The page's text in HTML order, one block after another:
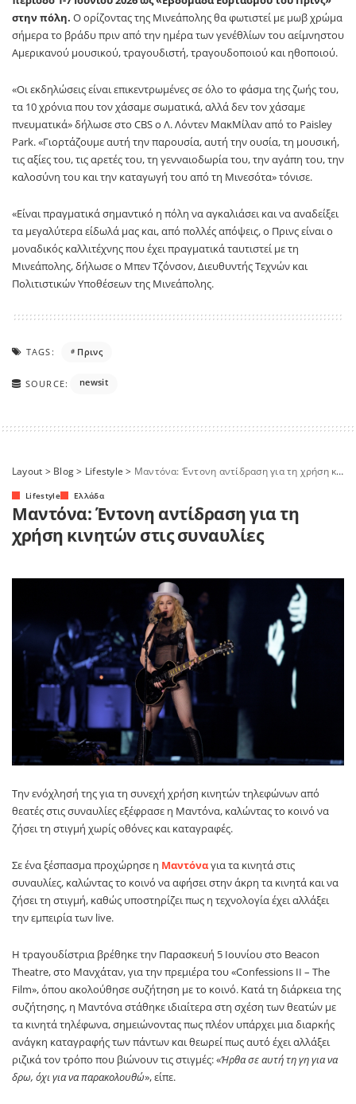
στην πόλη. Ο ορίζοντας της Μινεάπολης θα φωτιστεί με μωβ χρώμα
σήμερα το βράδυ πριν από την ημέρα των γενέθλίων του αείμνηστου
Αμερικανού μουσικού, τραγουδιστή, τραγουδοποιού και ηθοποιού.
«Οι εκδηλώσεις είναι επικεντρωμένες σε όλο το φάσμα της ζωής του,
τα 10 χρόνια που τον χάσαμε σωματικά, αλλά δεν τον χάσαμε
πνευματικά» δήλωσε στο CBS ο Λ. Λόντεν ΜακΜίλαν από το Paisley
Park. «Γιορτάζουμε αυτή την παρουσία, αυτή την ουσία, τη μουσική,
τις αξίες του, τις αρετές του, τη γενναιοδωρία του, την αγάπη του, την
καλοσύνη του και την καταγωγή του από τη Μινεσότα» τόνισε.
«Είναι πραγματικά σημαντικό η πόλη να αγκαλιάσει και να αναδείξει
τα μεγαλύτερα είδωλά μας και, από πολλές απόψεις, ο Πρινς είναι ο
μοναδικός καλλιτέχνης που έχει πραγματικά ταυτιστεί με τη
Μινεάπολης, δήλωσε ο Μπεν Τζόνσον, Διευθυντής Τεχνών και
Πολιτιστικών Υποθέσεων της Μινεάπολης.
TAGS: Πρινς
SOURCE: newsit
Layout > Blog> Lifestyle > Μαντόνα: Έντονη αντίδραση για τη χρήση κινητών στις συναυλίες
Lifestyle Ελλάδα
Μαντόνα: Έντονη αντίδραση για τη
χρήση κινητών στις συναυλίες
Την ενόχλησή της για τη συνεχή χρήση κινητών τηλεφώνων από
θεατές στις συναυλίες εξέφρασε η Μαντόνα, καλώντας το κοινό να
ζήσει τη στιγμή χωρίς οθόνες και καταγραφές.
Σε ένα ξέσπασμα προχώρησε η Μαντόναγια τα κινητά στις
συναυλίες, καλώντας το κοινό να αφήσει στην άκρη τα κινητά και να
ζήσει τη στιγμή, καθώς υποστηρίζει πως η τεχνολογία έχει αλλάξει
την εμπειρία των live.
Η τραγουδίστρια βρέθηκε την Παρασκευή 5 Ιουνίου στο Beacon
Theatre, στο Μανχάταν, για την πρεμιέρα του «Confessions II – The
Film», όπου ακολούθησε συζήτηση με το κοινό. Κατά τη διάρκεια της
συζήτησης, η Μαντόνα στάθηκε ιδιαίτερα στη σχέση των θεατών με
τα κινητά τηλέφωνα, σημειώνοντας πως πλέον υπάρχει μια διαρκής
ανάγκη καταγραφής των πάντων και θεωρεί πως αυτό έχει αλλάξει
ριζικά τον τρόπο που βιώνουν τις στιγμές: «Ήρθα σε αυτή τη γη για να
δρω, όχι για να παρακολουθώ», είπε.